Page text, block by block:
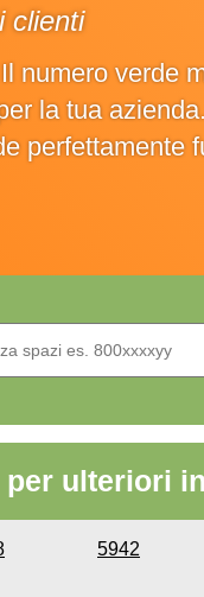
clienti
numero verde
la tua
perfettamente
per ulteriori
5942